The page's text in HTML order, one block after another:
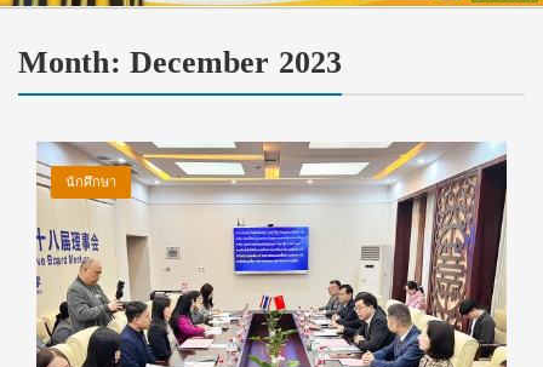
Month: December 2023
นักศึกษา